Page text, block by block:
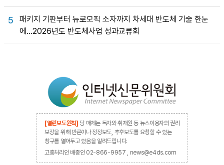
5
패키지 기판부터 뉴로모픽 소자까지 차세대 반도체 기술 한눈
에…2026년도 반도체사업 성과교류회
[열린보도원칙] 당 매체는 독자와 취재원 등 뉴스이용자의 권리
보장을 위해 반론이나 정정보도, 추후보도를 요청할 수 있는
창구를 열어두고 있음을 알려드립니다.
고충처리인 배종인 02-866-9957 , news@e4ds.com